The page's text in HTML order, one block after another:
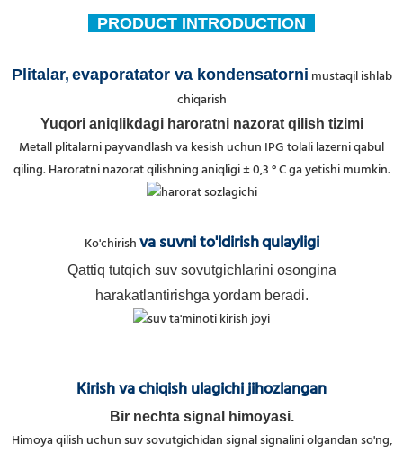
PRODUCT INTRODUCTION
Plitalar, evaporatator va kondensatorni mustaqil ishlab
chiqarish
Yuqori aniqlikdagi haroratni nazorat qilish tizimi
Metall plitalarni payvandlash va kesish uchun IPG tolali lazerni qabul
qiling. Haroratni nazorat qilishning aniqligi ± 0,3 ° C ga yetishi mumkin.
Ko'chirishva suvni to'ldirishqulayligi
Qattiq tutqich suv sovutgichlarini osongina
harakatlantirishga yordam beradi.
Kirish va chiqish ulagichi jihozlangan
Bir nechta signal himoyasi.
Himoya qilish uchun suv sovutgichidan signal signalini olgandan so'ng,